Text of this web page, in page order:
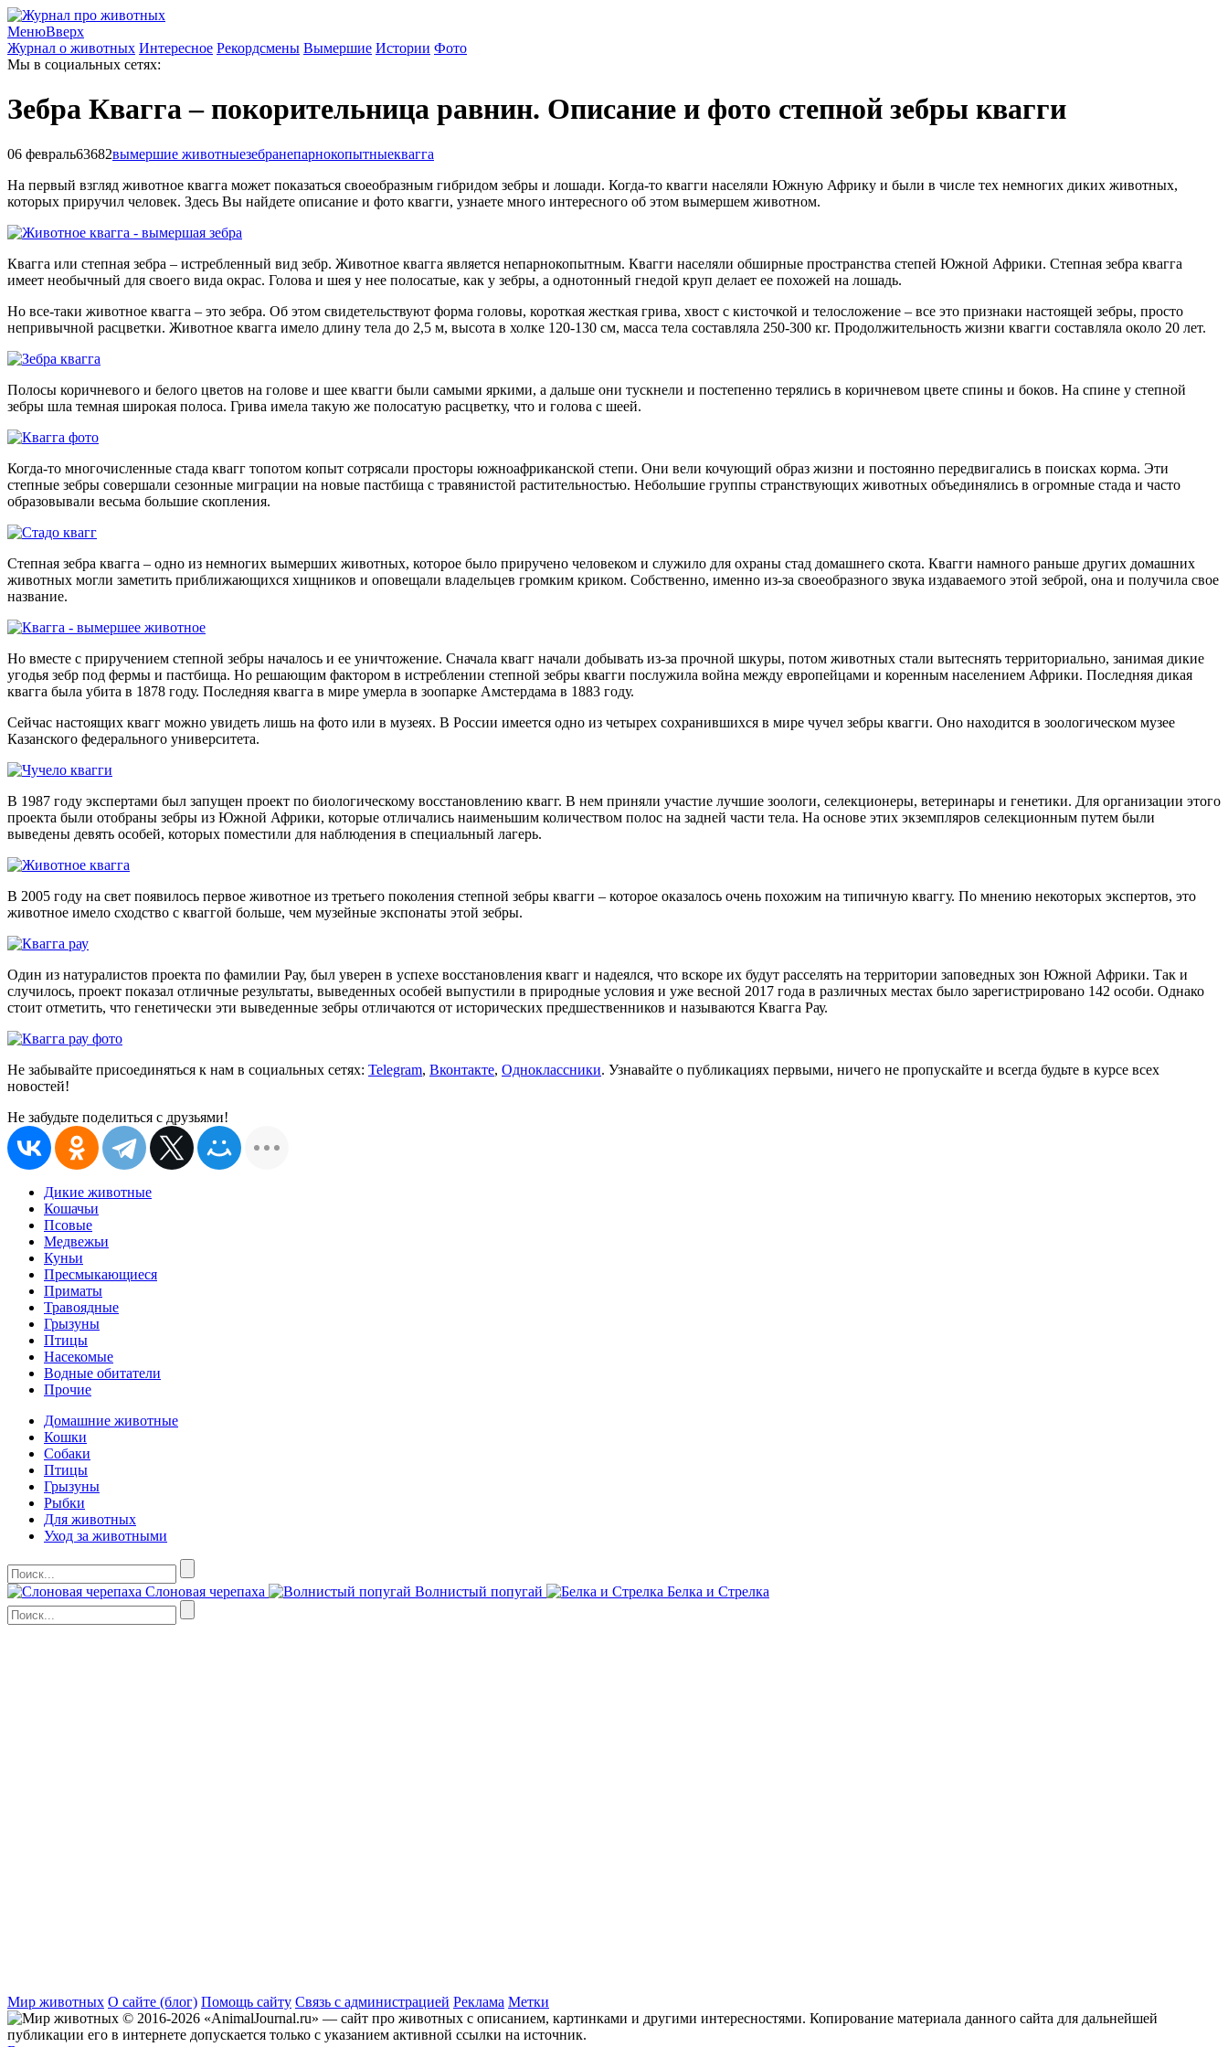
МенюВверх
Журнал о животных Интересное Рекордсмены Вымершие Истории Фото
Мы в социальных сетях:
Зебра Квагга – покорительница равнин. Описание и фото степной зебры квагги
06 февраль63682вымершие животныезебранепарнокопытныеквагга
На первый взгляд животное квагга может показаться своеобразным гибридом зебры и лошади. Когда-то квагги населяли Южную Африку и были в числе тех немногих диких животных,
которых приручил человек. Здесь Вы найдете описание и фото квагги, узнаете много интересного об этом вымершем животном.
Квагга или степная зебра – истребленный вид зебр. Животное квагга является непарнокопытным. Квагги населяли обширные пространства степей Южной Африки. Степная зебра квагга
имеет необычный для своего вида окрас. Голова и шея у нее полосатые, как у зебры, а однотонный гнедой круп делает ее похожей на лошадь.
Но все-таки животное квагга – это зебра. Об этом свидетельствуют форма головы, короткая жесткая грива, хвост с кисточкой и телосложение – все это признаки настоящей зебры, просто
непривычной расцветки. Животное квагга имело длину тела до 2,5 м, высота в холке 120-130 см, масса тела составляла 250-300 кг. Продолжительность жизни квагги составляла около 20 лет.
Полосы коричневого и белого цветов на голове и шее квагги были самыми яркими, а дальше они тускнели и постепенно терялись в коричневом цвете спины и боков. На спине у степной
зебры шла темная широкая полоса. Грива имела такую же полосатую расцветку, что и голова с шеей.
Когда-то многочисленные стада квагг топотом копыт сотрясали просторы южноафриканской степи. Они вели кочующий образ жизни и постоянно передвигались в поисках корма. Эти
степные зебры совершали сезонные миграции на новые пастбища с травянистой растительностью. Небольшие группы странствующих животных объединялись в огромные стада и часто
образовывали весьма большие скопления.
Степная зебра квагга – одно из немногих вымерших животных, которое было приручено человеком и служило для охраны стад домашнего скота. Квагги намного раньше других домашних
животных могли заметить приближающихся хищников и оповещали владельцев громким криком. Собственно, именно из-за своеобразного звука издаваемого этой зеброй, она и получила свое
название.
Но вместе с приручением степной зебры началось и ее уничтожение. Сначала квагг начали добывать из-за прочной шкуры, потом животных стали вытеснять территориально, занимая дикие
угодья зебр под фермы и пастбища. Но решающим фактором в истреблении степной зебры квагги послужила война между европейцами и коренным населением Африки. Последняя дикая
квагга была убита в 1878 году. Последняя квагга в мире умерла в зоопарке Амстердама в 1883 году.
Сейчас настоящих квагг можно увидеть лишь на фото или в музеях. В России имеется одно из четырех сохранившихся в мире чучел зебры квагги. Оно находится в зоологическом музее
Казанского федерального университета.
В 1987 году экспертами был запущен проект по биологическому восстановлению квагг. В нем приняли участие лучшие зоологи, селекционеры, ветеринары и генетики. Для организации этого
проекта были отобраны зебры из Южной Африки, которые отличались наименьшим количеством полос на задней части тела. На основе этих экземпляров селекционным путем были
выведены девять особей, которых поместили для наблюдения в специальный лагерь.
В 2005 году на свет появилось первое животное из третьего поколения степной зебры квагги – которое оказалось очень похожим на типичную кваггу. По мнению некоторых экспертов, это
животное имело сходство с кваггой больше, чем музейные экспонаты этой зебры.
Один из натуралистов проекта по фамилии Рау, был уверен в успехе восстановления квагг и надеялся, что вскоре их будут расселять на территории заповедных зон Южной Африки. Так и
случилось, проект показал отличные результаты, выведенных особей выпустили в природные условия и уже весной 2017 года в различных местах было зарегистрировано 142 особи. Однако
стоит отметить, что генетически эти выведенные зебры отличаются от исторических предшественников и называются Квагга Рау.
Не забывайте присоединяться к нам в социальных сетях: Telegram, Вконтакте, Одноклассники. Узнавайте о публикациях первыми, ничего не пропускайте и всегда будьте в курсе всех
новостей!
Не забудьте поделиться с друзьями!
Дикие животные
Кошачьи
Псовые
Медвежьи
Куньи
Пресмыкающиеся
Приматы
Травоядные
Грызуны
Птицы
Насекомые
Водные обитатели
Прочие
Домашние животные
Кошки
Собаки
Птицы
Грызуны
Рыбки
Для животных
Уход за животными
Слоновая черепаха Волнистый попугай Белка и Стрелка
Мир животных О сайте (блог) Помощь сайту Связь с администрацией Реклама Метки
© 2016-2026 «AnimalJournal.ru» — сайт про животных с описанием, картинками и другими интересностями. Копирование материала данного сайта для дальнейшей
публикации его в интернете допускается только с указанием активной ссылки на источник.